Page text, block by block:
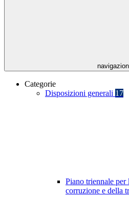
Categorie
Disposizioni generali 17
Piano triennale per
corruzione e della